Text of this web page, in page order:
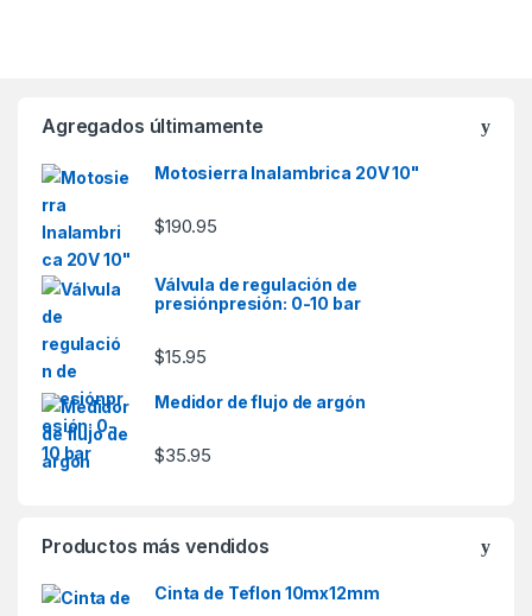
Agregados últimamente
Motosierra Inalambrica 20V 10"
$190.95
Válvula de regulación de
presiónpresión: 0-10 bar
$15.95
Medidor de flujo de argón
$35.95
Productos más vendidos
Cinta de Teflon 10mx12mm